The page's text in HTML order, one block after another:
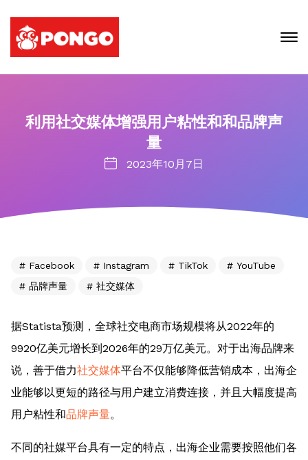
利用社交媒体增强用户粘性和和品牌声
量
2023年10月7日
Facebook Instagram TikTok
YouTube
品牌声量
社交媒体
据Statista预测，全球社交电商市场规模将从2022年的
9920亿美元增长到2026年的29万亿美元。对于出海品牌来
说，善于借力社交媒体平台不仅能够降低营销成本，出海企
业能够以更短的路径与用户建立消费连接，并且大幅度提高
用户粘性和品牌声量。
不同的社媒平台具有一定的特点，出海企业需要按照他们各